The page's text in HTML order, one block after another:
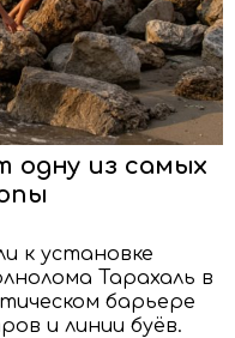
одну из самых
к установке
Тарахаль в
барьере
и линии буёв.